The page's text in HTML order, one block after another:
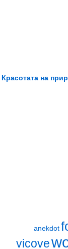
Красотата на
anekdot
vicove